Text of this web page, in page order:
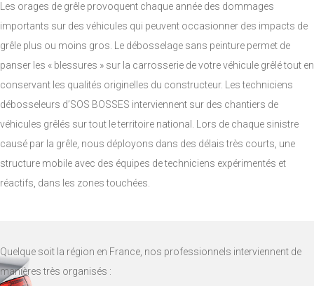
Les orages de grêle provoquent chaque année des dommages
importants sur des véhicules qui peuvent occasionner des impacts de
grêle plus ou moins gros. Le débosselage sans peinture permet de
panser les « blessures » sur la carrosserie de votre véhicule grêlé tout en
conservant les qualités originelles du constructeur. Les techniciens
débosseleurs d’SOS BOSSES interviennent sur des chantiers de
véhicules grêlés sur tout le territoire national. Lors de chaque sinistre
causé par la grêle, nous déployons dans des délais très courts, une
structure mobile avec des équipes de techniciens expérimentés et
réactifs, dans les zones touchées.
Quelque soit la région en France, nos professionnels interviennent de
manières très organisés :